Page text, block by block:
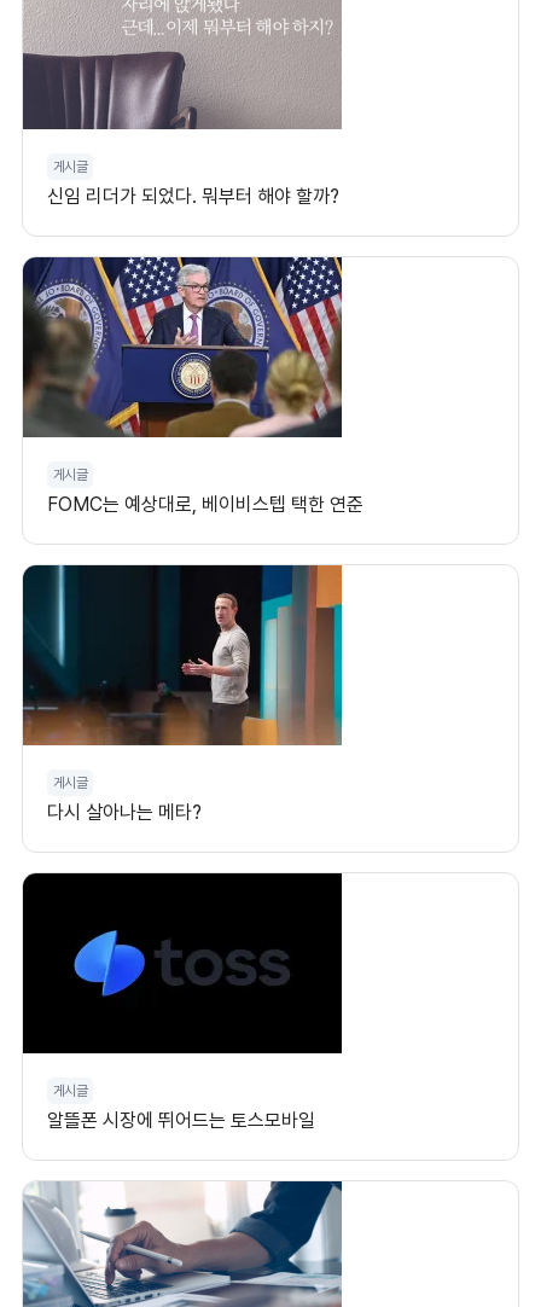
게시글
신임 리더가 되었다. 뭐부터 해야 할까?
게시글
FOMC는 예상대로, 베이비스텝 택한 연준
게시글
다시 살아나는 메타?
게시글
알뜰폰 시장에 뛰어드는 토스모바일